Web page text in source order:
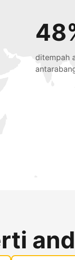
ditempah